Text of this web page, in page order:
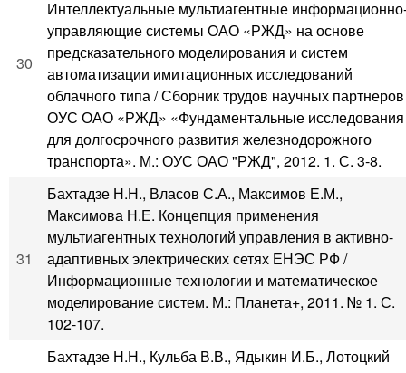
30
Интеллектуальные мультиагентные
управляющие системы ОАО «РЖД» на основе
предсказательного моделирования и систем
автоматизации имитационных исследований
облачного типа / Сборник трудов научных партнеров
ОУС ОАО «РЖД» «Фундаментальные исследования
для долгосрочного развития железнодорожного
транспорта». М.: ОУС ОАО "РЖД", 2012. 1. С. 3-8.
31
Бахтадзе Н.Н., Власов С.А., Максимов Е.М.,
Максимова Н.Е. Концепция применения
мультиагентных технологий управления в активно-
адаптивных электрических сетях ЕНЭС РФ /
Информационные технологии и математическое
моделирование систем. М.: Планета+, 2011. № 1. С.
102-107.
Бахтадзе Н.Н., Кульба В.В., Ядыкин И.Б., Лотоцкий